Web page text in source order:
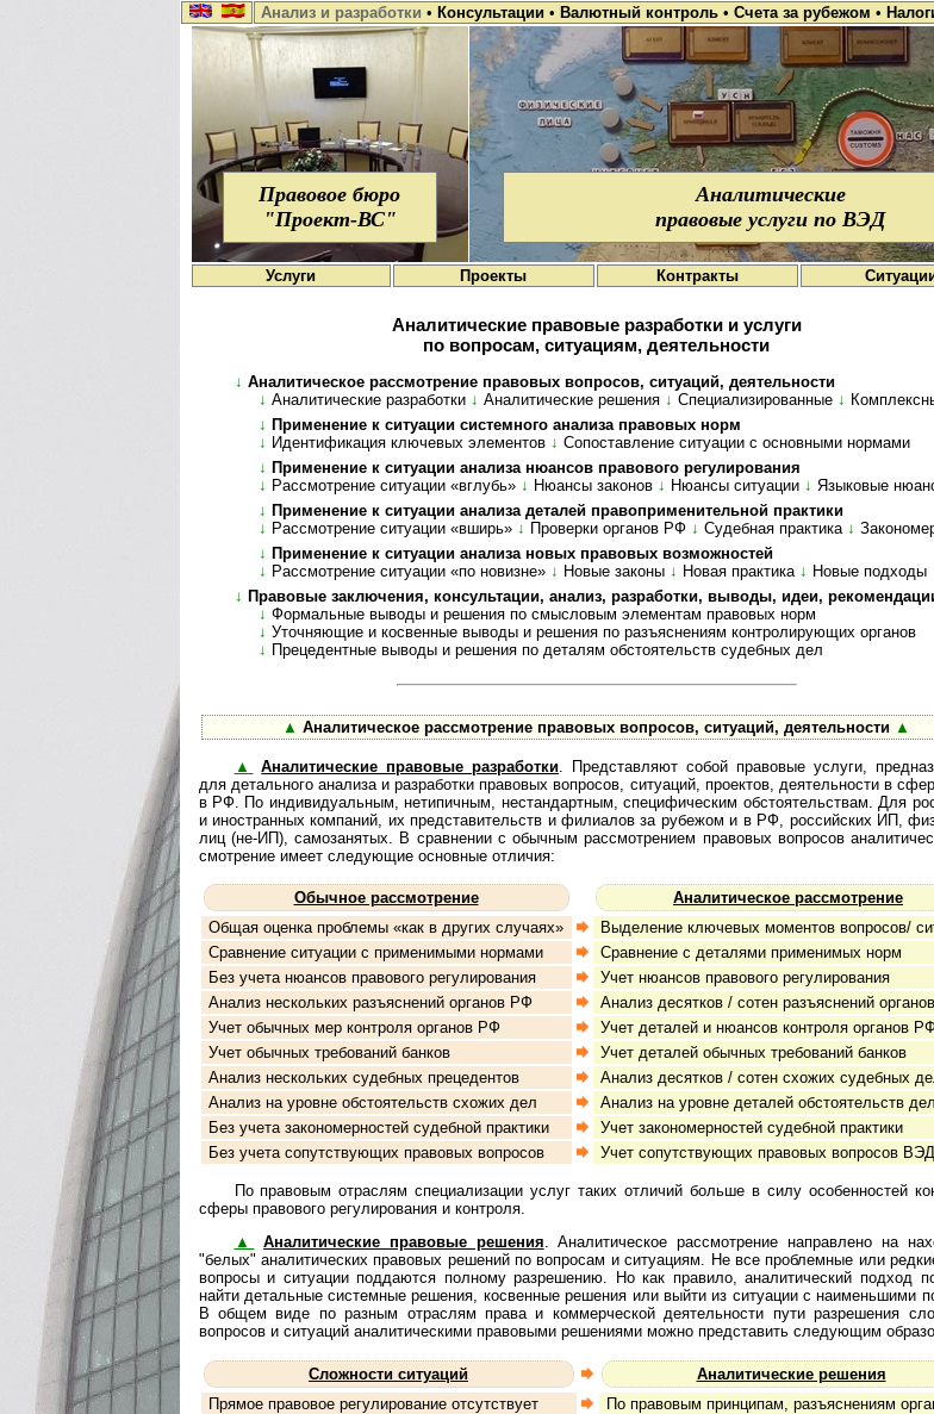
Анализ и разработки • Консультации • Валютный контроль • Счета за рубежом •
Правовое бюро
"Проект-ВС"
Аналитические
правовые услуги по ВЭД
Услуги Проекты Контракты
Аналитические правовые разработки и услуги
по вопросам, ситуациям, деятельности
↓ Аналитическое рассмотрение правовых во­п­ро­сов, си­ту­а­ций, де­я­тель­ности
↓ Аналитические разработки ↓ Ана­ли­ти­чес­кие ре­ше­ния ↓ Спе­ци­а­ли­зи­ро­ван­ные ↓
↓ Применение к ситуации системного ана­ли­за пра­во­вых норм
↓ Идентификация ключевых элементов ↓ Со­по­став­ле­ние си­ту­а­ции с ос­нов­ны­ми нор­мами
↓ Применение к ситуации анализа нюансов пра­во­во­го ре­гу­ли­ро­ва­ния
↓ Рассмотрение ситуации «вглубь» ↓ Нюансы законов ↓ Нюансы ситуации ↓ Языковые
↓ Применение к ситуации анализа де­та­лей пра­во­при­ме­ни­тель­ной прак­тики
↓ Рассмотрение ситуации «вширь» ↓ Проверки органов РФ ↓ Су­деб­ная прак­ти­ка ↓
↓ Применение к ситуации анализа но­вых пра­во­вых воз­мож­нос­тей
↓ Рассмотрение ситуации «по новизне» ↓ Новые законы ↓ Но­вая прак­тика ↓ Но­вые под­ходы
↓ Правовые заключения, консультации, анализ, раз­ра­бот­ки, вы­во­ды, идеи,
↓ Формальные выводы и решения по смыс­ло­вым эле­мен­там пра­во­вых норм
↓ Уточняющие и косвенные выводы и решения по разъ­яс­не­ни­ям кон­т­ро­ли­ру­ю­щих ор­га­нов
↓ Прецедентные выводы и решения по де­та­лям об­сто­я­тельств су­деб­ных дел
▲ Аналитическое рассмотрение правовых во­п­ро­сов, си­ту­а­ций, де­я­тель­ности ▲
▲ Аналитические правовые разработки . Пред­став­ляют собой пра­во­вые ус­лу­ги,
для де­таль­но­го ана­ли­за и раз­ра­бо­тки пра­во­вых воп­ро­сов, ситу­а­ций, про­ек­тов, дея­тель­но­сти в
в РФ. По инди­ви­ду­аль­ным, нети­пич­ным, нестан­дарт­ным, спе­ци­фи­чес­ким обсто­я­тель­ствам. Для
и ино­ст­ран­ных ком­па­ний, их пред­ста­ви­тельств и фили­а­лов за рубе­жом и в РФ, рос­сий­ских ИП,
лиц (не-ИП), само­за­ня­тых. В срав­не­нии с обыч­ным рас­смот­ре­ни­ем пра­во­вых воп­ро­сов
смот­ре­ние имеет сле­дую­щие основ­ные отличия:
Обычное рассмотрение
Аналитическое рассмотрение
Общая оценка проблемы «как в других случаях»
Выделение ключевых моментов вопросов/
Сравнение ситуации с применимыми нормами
Сравнение с деталями применимых норм
Без учета нюансов правового регулирования
Учет нюансов правового регулирования
Анализ нескольких разъяснений органов РФ
Анализ десятков / сотен разъяснений
Учет обычных мер контроля органов РФ
Учет деталей и нюансов контроля органов
Учет обычных требований банков
Учет деталей обычных требований банков
Анализ нескольких судебных прецедентов
Анализ десятков / сотен схожих судебных
Анализ на уровне обстоятельств схожих дел
Анализ на уровне деталей обстоятельств дел
Без учета закономерностей судебной практики
Учет закономерностей судебной практики
Без учета сопутствующих правовых вопросов
Учет сопутствующих правовых вопросов
По правовым отраслям специализации услуг таких отличий больше в си­лу осо­бен­нос­тей
сфе­ры правового регулирования и контроля.
▲
Аналитические правовые решения . Аналитическое рас­смот­ре­ние на­п­рав­ле­но на
"белых" аналитических правовых решений по вопросам и ситуациям. Не все проблемные или
вопросы и ситуации поддаются полному разрешению. Но как правило, аналитический подход
найти детальные системные решения, косвенные решения или выйти из ситуации с наименьшими
В общем виде по разным отраслям права и коммерческой де­я­тель­нос­ти пути раз­ре­ше­ния
вопросов и ситуаций ана­ли­ти­чес­ки­ми пра­во­вы­ми решениями можно представить следующим
Сложности ситуаций
Аналитические решения
Прямое правовое регулирование отсутствует
По правовым принципам, разъяснениям